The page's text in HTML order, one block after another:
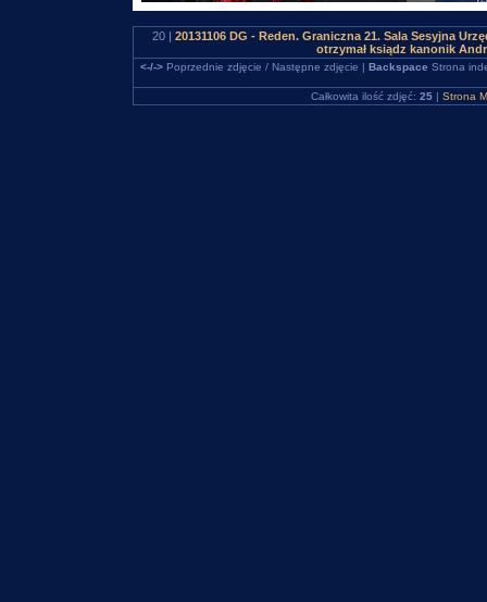
20 | 20131106 DG - Reden. Graniczna 21. Sala Sesyjna
otrzymał ksiądz kanonik
<-/->Poprzednie zdjęcie / Następne zdjęcie | Backspace Strona
Całkowita ilość zdjęć: 25 | Strona